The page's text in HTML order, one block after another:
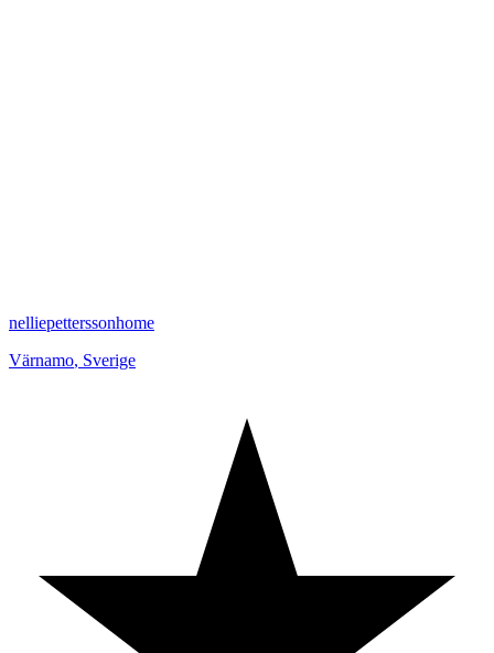
nelliepetterssonhome
Värnamo, Sverige